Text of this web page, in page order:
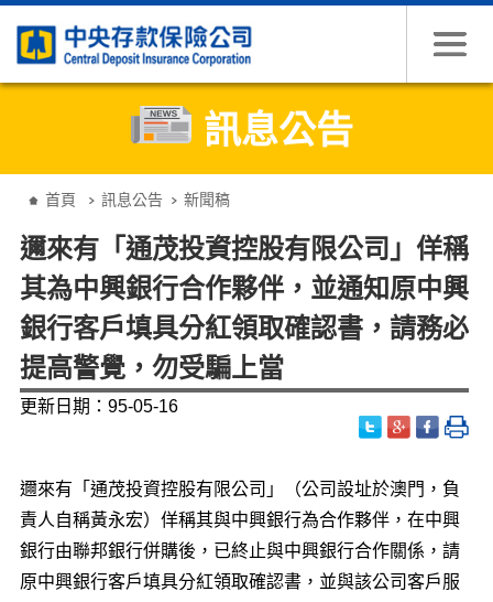
訊息公告
首頁 訊息公告 新聞稿
邇來有「通茂投資控股有限公司」佯稱
其為中興銀行合作夥伴，並通知原中興
銀行客戶填具分紅領取確認書，請務必
提高警覺，勿受騙上當
更新日期：95-05-16
邇來有「通茂投資控股有限公司」（公司設址於澳門，負
責人自稱黃永宏）佯稱其與中興銀行為合作夥伴，在中興
銀行由聯邦銀行併購後，已終止與中興銀行合作關係，請
原中興銀行客戶填具分紅領取確認書，並與該公司客戶服